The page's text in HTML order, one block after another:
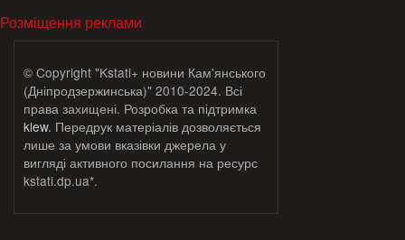
Розміщення реклами
© Copyright "Kstati+ новини Кам'янського
(Дніпродзержинська)" 2010-2024. Всі
права захищені. Розробка та підтримка
klew. Передрук матеріалів дозволяється
лише за умови вказівки джерела у
вигляді активного посилання на ресурс
kstati.dp.ua*.